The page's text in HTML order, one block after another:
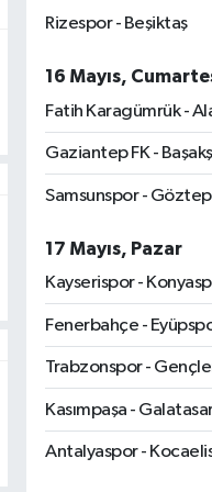
Rizespor - Beşiktaş
16 Mayıs,
Fatih Karagümrük -
Gaziantep FK -
Samsunspor -
17 Mayıs, Pazar
Kayserispor -
Fenerbahçe -
Trabzonspor -
Kasımpaşa -
Antalyaspor -